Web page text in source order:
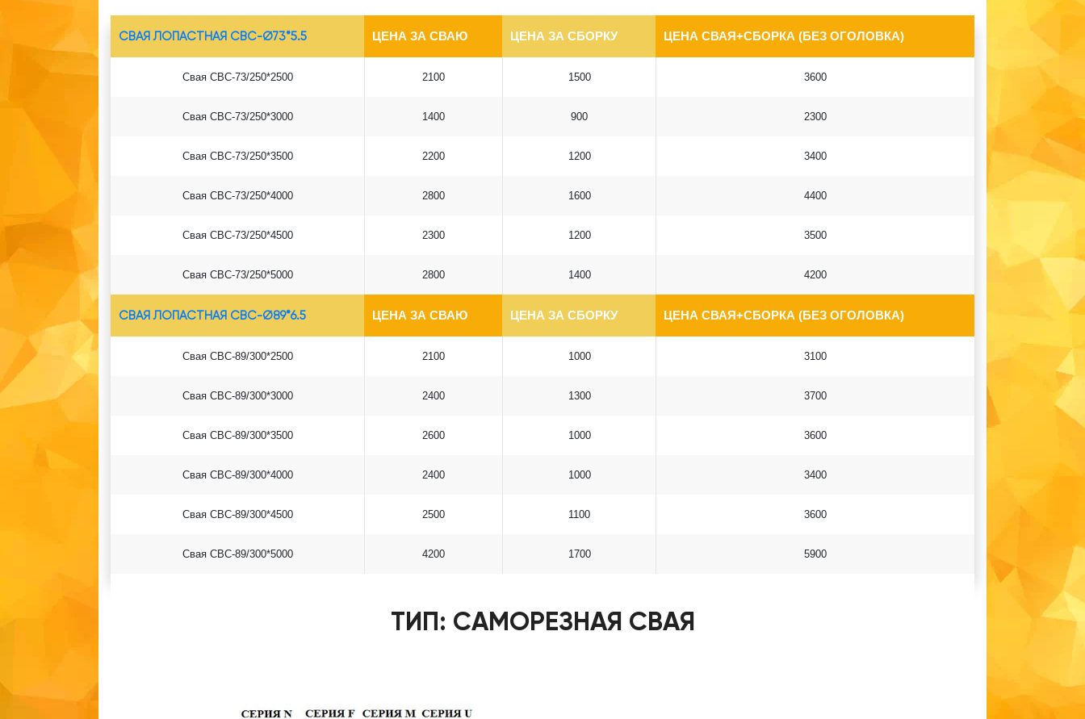
СВАЯ ЛОПАСТНАЯ СВС-Ø73*5.5 ЦЕНА ЗА СВАЮ ЦЕНА ЗА СБОРКУ ЦЕНА СВАЯ+СБОРКА (БЕЗ ОГОЛОВКА)
Свая СВС-73/250*2500 2100 1500 3600
Свая СВС-73/250*3000 1400 900 2300
Свая СВС-73/250*3500 2200 1200 3400
Свая СВС-73/250*4000 2800 1600 4400
Свая СВС-73/250*4500 2300 1200 3500
Свая СВС-73/250*5000 2800 1400 4200
СВАЯ ЛОПАСТНАЯ СВС-Ø89*6.5 ЦЕНА ЗА СВАЮ ЦЕНА ЗА СБОРКУ ЦЕНА СВАЯ+СБОРКА (БЕЗ ОГОЛОВКА)
Свая СВС-89/300*2500 2100 1000 3100
Свая СВС-89/300*3000 2400 1300 3700
Свая СВС-89/300*3500 2600 1000 3600
Свая СВС-89/300*4000 2400 1000 3400
Свая СВС-89/300*4500 2500 1100 3600
Свая СВС-89/300*5000 4200 1700 5900
ТИП: САМОРЕЗНАЯ СВАЯ